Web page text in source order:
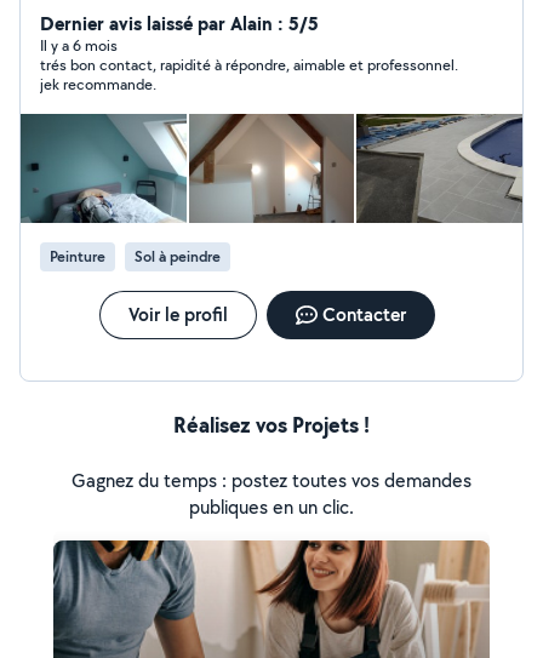
Dernier avis laissé par Alain : 5/5
Il y a 6 mois
trés bon contact, rapidité à répondre, aimable et professonnel.
jek recommande.
Peinture Sol à peindre
Voir le profil Contacter
Réalisez vos Projets !
Gagnez du temps : postez toutes vos demandes
publiques en un clic.